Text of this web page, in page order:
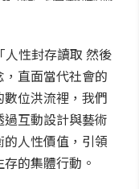
性封存讀取 然後
直面當代社會的
位洪流裡，我們
互動設計與藝術
人性價值，引領
的集體行動。